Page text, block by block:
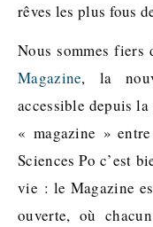
rêves les plus fous
Nous sommes fiers
Magazine, la
accessible depuis
« magazine »
Sciences Po c’est
vie : le Magazine
ouverte, où